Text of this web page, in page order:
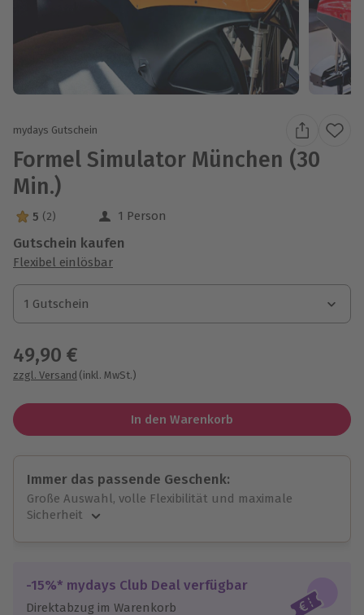
mydays Gutschein
Formel Simulator München (30
Min.)
5 Sterne von 5 aus 2 Bewertungen
5 (2) 1 Person
Gutschein kaufen
Flexibel einlösbar
1 Gutschein
1 Gutschein
1 Gutschein
49,90 €
zzgl. Versand (inkl. MwSt.)
In den Warenkorb
Immer das passende Geschenk:
Große Auswahl, volle Flexibilität und maximale
Sicherheit
Jeder Gutschein für alle Erlebnisse einlösbar.
Maximale Sicherheit
-15%* mydays Club Deal verfügbar
Direktabzug im Warenkorb